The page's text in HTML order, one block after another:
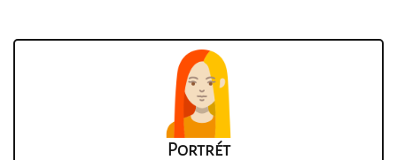
Portrét